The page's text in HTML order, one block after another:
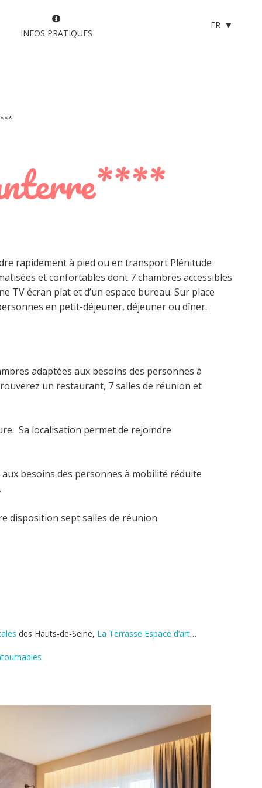
INFOS PRATIQUES
FR
rapidement à pied ou en transport Plénitude
et confortables dont 7 chambres accessibles
TV écran plat et d’un espace bureau. Sur place
en petit-déjeuner, déjeuner ou dîner.
adaptées aux besoins des personnes à
un restaurant, 7 salles de réunion et
Sa localisation permet de rejoindre
besoins des personnes à mobilité réduite
disposition sept salles de réunion
des Hauts-de-Seine, La Terrasse Espace d’art…